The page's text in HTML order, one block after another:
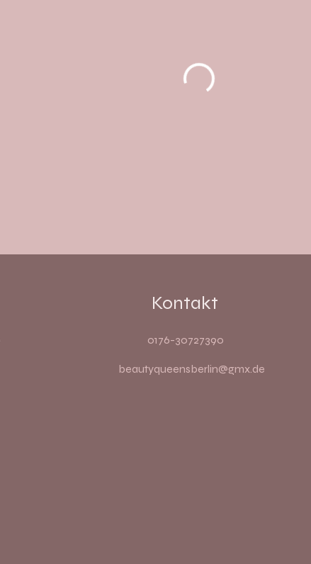
Kontakt
0176-30727390
beautyqueensberlin@gmx.de